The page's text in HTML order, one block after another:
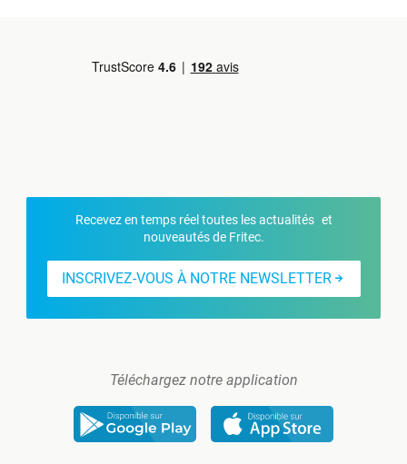
Recevez en temps réel toutes les actualités et
nouveautés de Fritec.
INSCRIVEZ-VOUS À NOTRE NEWSLETTER
Téléchargez notre application